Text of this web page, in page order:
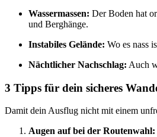
Wassermassen: Der Boden hat
und Berghänge.
Instabiles Gelände: Wo es nass
Nächtlicher Nachschlag: Auch
3 Tipps für dein sicheres
Damit dein Ausflug nicht mit einem
Augen auf bei der Routenwahl: